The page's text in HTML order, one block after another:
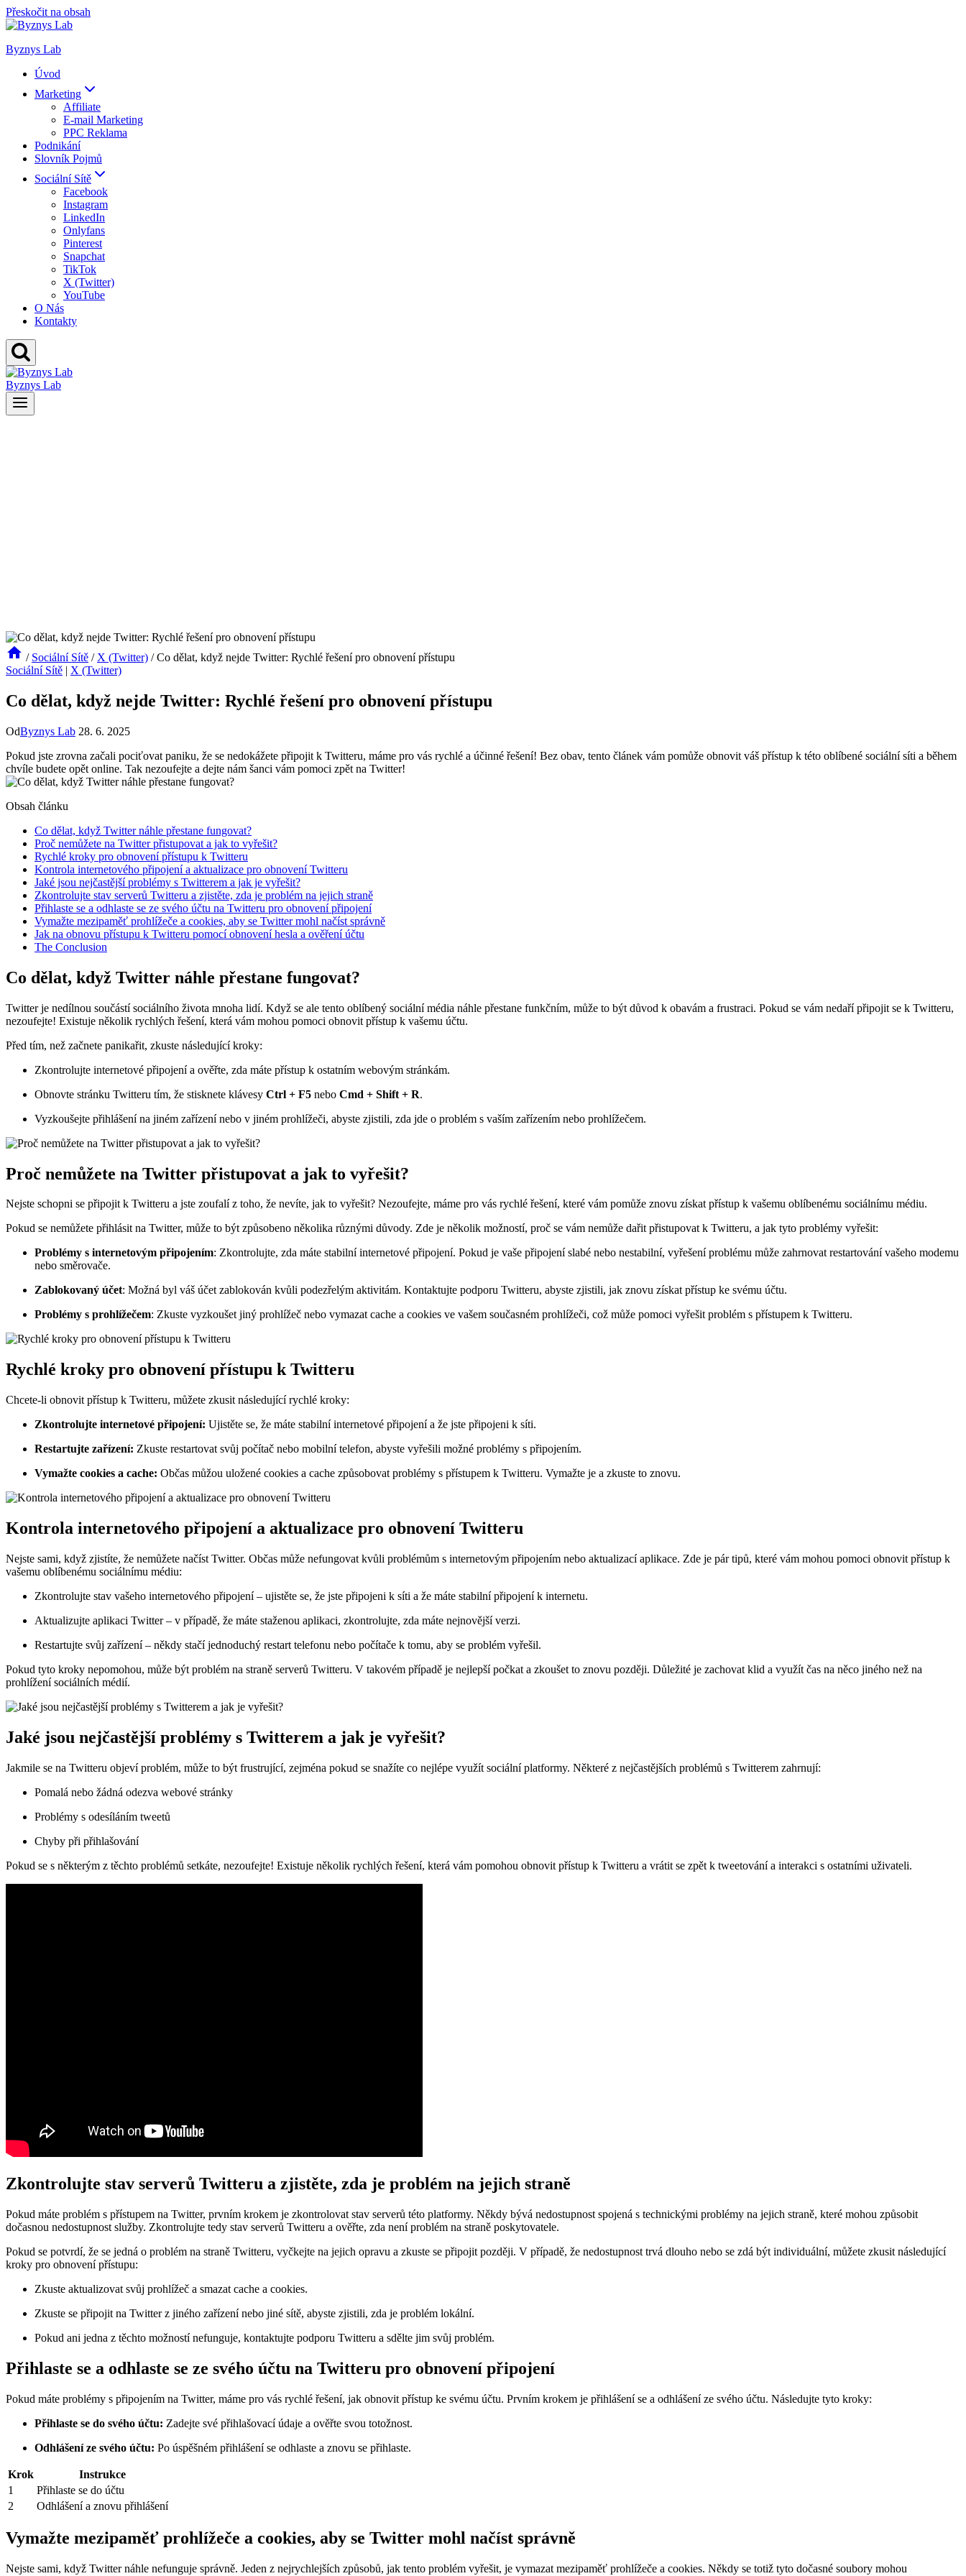
Přeskočit na obsah
Byznys Lab
Úvod
Marketing
Affiliate
E-mail Marketing
PPC Reklama
Podnikání
Slovník Pojmů
Sociální Sítě
Facebook
Instagram
LinkedIn
Onlyfans
Pinterest
Snapchat
TikTok
X (Twitter)
YouTube
O Nás
Kontakty
Byznys Lab
/ Sociální Sítě / X (Twitter) / Co dělat, když nejde Twitter: Rychlé řešení pro obnovení přístupu
Sociální Sítě | X (Twitter)
Co dělat, když nejde Twitter: Rychlé řešení pro obnovení přístupu
OdByznys Lab 28. 6. 2025
Pokud jste zrovna začali pociťovat paniku, že se nedokážete připojit k Twitteru, máme pro vás rychlé a účinné řešení! Bez obav, tento článek vám pomůže obnovit váš přístup k této oblíbené sociální síti a během
chvíle budete opět online. Tak nezoufejte a dejte nám šanci vám pomoci zpět na Twitter!
Obsah článku
Co dělat, když Twitter náhle přestane fungovat?
Proč nemůžete na Twitter přistupovat a jak to vyřešit?
Rychlé kroky pro obnovení přístupu k Twitteru
Kontrola internetového připojení a aktualizace pro obnovení Twitteru
Jaké jsou nejčastější problémy s Twitterem a jak je vyřešit?
Zkontrolujte stav serverů Twitteru a zjistěte, zda je problém na jejich straně
Přihlaste se a odhlaste se ze svého účtu na Twitteru pro obnovení připojení
Vymažte mezipaměť prohlížeče a cookies, aby se Twitter mohl načíst správně
Jak na obnovu přístupu k Twitteru pomocí obnovení hesla a ověření účtu
The Conclusion
Co dělat, když Twitter náhle přestane fungovat?
Twitter je nedílnou součástí sociálního života mnoha lidí. Když se ale tento oblíbený sociální média náhle přestane funkčním, může to být důvod k obavám a frustraci. Pokud se vám nedaří připojit se k Twitteru,
nezoufejte! Existuje několik rychlých řešení, která vám mohou pomoci obnovit přístup k vašemu účtu.
Před tím, než začnete panikařit, zkuste následující kroky:
Zkontrolujte internetové připojení a ověřte, zda máte přístup k ostatním webovým stránkám.
Obnovte stránku Twitteru tím, že stisknete klávesy Ctrl + F5 nebo Cmd + Shift + R.
Vyzkoušejte přihlášení na jiném zařízení nebo v jiném prohlížeči, abyste zjistili, zda jde o problém s vaším zařízením nebo prohlížečem.
Proč nemůžete na Twitter přistupovat a jak to vyřešit?
Nejste schopni se připojit k Twitteru a jste zoufalí z toho, že nevíte, jak to vyřešit? Nezoufejte, máme pro vás rychlé řešení, které vám pomůže znovu získat přístup k vašemu oblíbenému sociálnímu médiu.
Pokud se nemůžete přihlásit na Twitter, může to být způsobeno několika různými důvody. Zde je několik možností, proč se vám nemůže dařit přistupovat k Twitteru, a jak tyto problémy vyřešit:
Problémy s internetovým připojením: Zkontrolujte, zda máte stabilní internetové připojení. Pokud je vaše připojení slabé nebo nestabilní, vyřešení problému může zahrnovat restartování vašeho modemu
nebo směrovače.
Zablokovaný účet: Možná byl váš účet zablokován kvůli podezřelým aktivitám. Kontaktujte podporu Twitteru, abyste zjistili, jak znovu získat přístup ke svému účtu.
Problémy s prohlížečem: Zkuste vyzkoušet jiný prohlížeč nebo vymazat cache a cookies ve vašem současném prohlížeči, což může pomoci vyřešit problém s přístupem k Twitteru.
Rychlé kroky pro obnovení přístupu k Twitteru
Chcete-li obnovit přístup k Twitteru, můžete zkusit následující rychlé kroky:
Zkontrolujte internetové připojení: Ujistěte se, že máte stabilní internetové připojení a že jste připojeni k síti.
Restartujte zařízení: Zkuste restartovat svůj počítač nebo mobilní telefon, abyste vyřešili možné problémy s připojením.
Vymažte cookies a cache: Občas můžou uložené cookies a cache způsobovat problémy s přístupem k Twitteru. Vymažte je a zkuste to znovu.
Kontrola internetového připojení a aktualizace pro obnovení Twitteru
Nejste sami, když zjistíte, že nemůžete načíst Twitter. Občas může nefungovat kvůli problémům s internetovým připojením nebo aktualizací aplikace. Zde je pár tipů, které vám mohou pomoci obnovit přístup k
vašemu oblíbenému sociálnímu médiu:
Zkontrolujte stav vašeho internetového připojení – ujistěte se, že jste připojeni k síti a že máte stabilní připojení k internetu.
Aktualizujte aplikaci Twitter – v případě, že máte staženou aplikaci, zkontrolujte, zda máte nejnovější verzi.
Restartujte svůj zařízení – někdy stačí jednoduchý restart telefonu nebo počítače k tomu, aby se problém vyřešil.
Pokud tyto kroky nepomohou, může být problém na straně serverů Twitteru. V takovém případě je nejlepší počkat a zkoušet to znovu později. Důležité je zachovat klid a využít čas na něco jiného než na
prohlížení sociálních médií.
Jaké jsou nejčastější problémy s Twitterem a jak je vyřešit?
Jakmile se na Twitteru objeví problém, může to být frustrující, zejména pokud se snažíte co nejlépe využít sociální platformy. Některé z nejčastějších problémů s Twitterem zahrnují:
Pomalá nebo žádná odezva webové stránky
Problémy s odesíláním tweetů
Chyby při přihlašování
Pokud se s některým z těchto problémů setkáte, nezoufejte! Existuje několik rychlých řešení, která vám pomohou obnovit přístup k Twitteru a vrátit se zpět k tweetování a interakci s ostatními uživateli.
Zkontrolujte stav serverů Twitteru a zjistěte, zda je problém na jejich straně
Pokud máte problém s přístupem na Twitter, prvním krokem je zkontrolovat stav serverů této platformy. Někdy bývá nedostupnost spojená s technickými problémy na jejich straně, které mohou způsobit
dočasnou nedostupnost služby. Zkontrolujte tedy stav serverů Twitteru a ověřte, zda není problém na straně poskytovatele.
Pokud se potvrdí, že se jedná o problém na straně Twitteru, vyčkejte na jejich opravu a zkuste se připojit později. V případě, že nedostupnost trvá dlouho nebo se zdá být individuální, můžete zkusit následující
kroky pro obnovení přístupu:
Zkuste aktualizovat svůj prohlížeč a smazat cache a cookies.
Zkuste se připojit na Twitter z jiného zařízení nebo jiné sítě, abyste zjistili, zda je problém lokální.
Pokud ani jedna z těchto možností nefunguje, kontaktujte podporu Twitteru a sdělte jim svůj problém.
Přihlaste se a odhlaste se ze svého účtu na Twitteru pro obnovení připojení
Pokud máte problémy s připojením na Twitter, máme pro vás rychlé řešení, jak obnovit přístup ke svému účtu. Prvním krokem je přihlášení se a odhlášení ze svého účtu. Následujte tyto kroky:
Přihlaste se do svého účtu: Zadejte své přihlašovací údaje a ověřte svou totožnost.
Odhlášení ze svého účtu: Po úspěšném přihlášení se odhlaste a znovu se přihlaste.
Krok
Instrukce
1
Přihlaste se do účtu
2
Odhlášení a znovu přihlášení
Vymažte mezipaměť prohlížeče a cookies, aby se Twitter mohl načíst správně
Nejste sami, když Twitter náhle nefunguje správně. Jeden z nejrychlejších způsobů, jak tento problém vyřešit, je vymazat mezipaměť prohlížeče a cookies. Někdy se totiž tyto dočasné soubory mohou